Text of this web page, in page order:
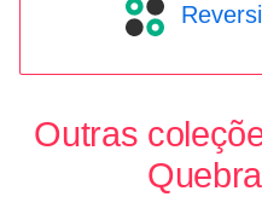
Reversi
Outras